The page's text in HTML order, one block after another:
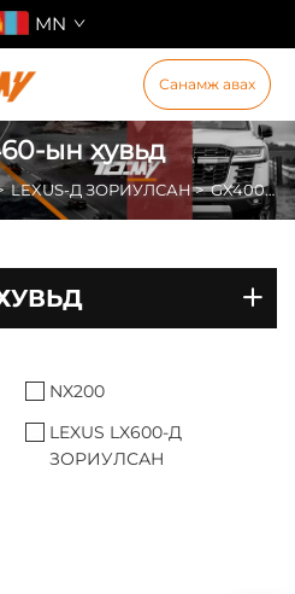
MN
Санамж авах
ын хувьд
LEXUS-Д ЗОРИУЛСАН>GX400 460-ын хувьд
NX200
LEXUS LX600-Д
ЗОРИУЛСАН